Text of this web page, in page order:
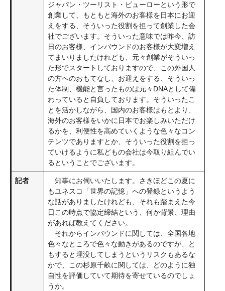
ジャパン・ツーリスト・ビューローという形で
創業して、もともと海外のお客様を日本にお迎
えをする、そういった役割を担って創業した会
社でございます。そういった意味では昨今、訪
日のお客様、インバウンドのお客様が大変増え
てまいりましたけれども、元々創業がそういっ
た形でスタートしておりますので、この外国人
の方へのおもてなし、お迎えをする、そういっ
た体制、機能と言ったものは元々DNAとして備
わっていると自負しております。そういったこ
とを活かしながら、国内のお客様はもとより、
海外のお客様をいかに日本でお楽しみいただけ
るかを、利便性を高めていくような色々なコン
テンツでありますとか、そういった役割を担っ
ていけるように私どもの会社は今取り組んでい
るということでございます。
記者
知事にお伺いいたします。さきほどこの夏に
もユネスコ「世界の記憶」への登録というよう
な話がありましたけれども、それも踏まえた今
日この時点で協定締結という、何か背景、理由
があれば教えてください。
それからインバウンドに関しては、全国各地
色々なところで色々な動きがあるのですが、と
もすると埋没してしまうというリスクもあるな
かで、この杉原千畝に関しては、どのように独
自性を評価していて期待を寄せているのでしょ
うか。